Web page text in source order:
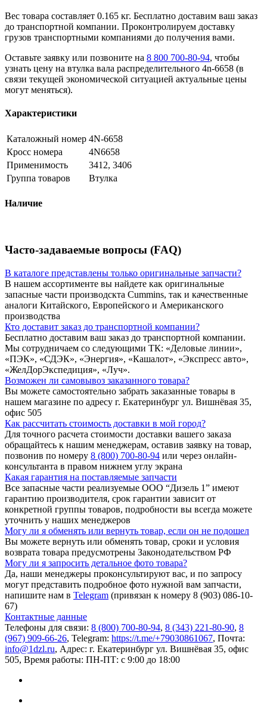
Вес товара составляет 0.165 кг. Бесплатно доставим ваш заказ
до транспортной компании. Проконтролируем доставку
грузов транспортными компаниями до получения вами.
Оставьте заявку или позвоните на 8 800 700-80-94, чтобы
узнать цену на втулка вала распределительного 4n-6658 (в
связи текущей экономической ситуацией актуальные цены
могут меняться).
Характеристики
Каталожный номер 4N-6658
Кросс номера
4N6658
Применимость
3412, 3406
Группа товаров
Втулка
Наличие
Часто-задаваемые вопросы (FAQ)
В каталоге представлены только оригинальные запчасти?
В нашем ассортименте вы найдете как оригинальные
запасные части производскта Cummins, так и качественные
аналоги Китайского, Европейского и Американского
производства
Кто доставит заказ до транспортной компании?
Бесплатно доставим ваш заказ до транспортной компании.
Мы сотрудничаем со следующими ТК: «Деловые линии»,
«ПЭК», «СДЭК», «Энергия», «Кашалот», «Экспресс авто»,
«ЖелДорЭкспедиция», «Луч».
Возможен ли самовывоз заказанного товара?
Вы можете самостоятельно забрать заказанные товары в
нашем магазине по адресу г. Екатеринбург ул. Вишнёвая 35,
офис 505
Как рассчитать стоимость доставки в мой город?
Для точного расчета стоимости доставки вашего заказа
обращайтесь к нашим менеджерам, оставив заявку на товар,
позвонив по номеру 8 (800) 700-80-94 или через онлайн-
консультанта в правом нижнем углу экрана
Какая гарантия на поставляемые запчасти
Все запасные части реализуемые ООО “Дизель 1” имеют
гарантию производителя, срок гарантии зависит от
конкретной группы товаров, подробности вы всегда можете
уточнить у наших менеджеров
Могу ли я обменять или вернуть товар, если он не подошел
Вы можете вернуть или обменять товар, сроки и условия
возврата товара предусмотрены Законодательством РФ
Могу ли я запросить детальное фото товара?
Да, наши менеджеры проконсультируют вас, и по запросу
могут представить подробное фото нужной вам запчасти,
напишите нам в Telegram (привязан к номеру 8 (903) 086-10-
67)
Контактные данные
Телефоны для связи: 8 (800) 700-80-94, 8 (343) 221-80-90, 8
(967) 909-66-26, Telegram: https://t.me/+79030861067, Почта:
info@1dzl.ru, Адрес: г. Екатеринбург ул. Вишнёвая 35, офис
505, Время работы: ПН-ПТ: с 9:00 до 18:00